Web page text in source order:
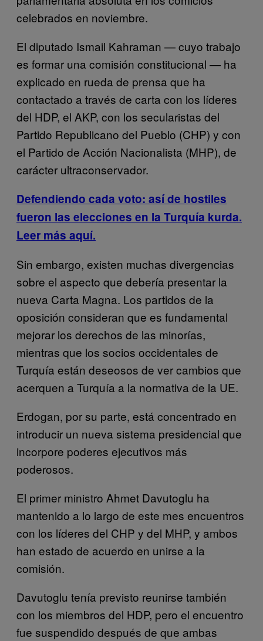
celebrados en noviembre.
El diputado Ismail Kahraman — cuyo trabajo
es formar una comisión constitucional — ha
explicado en rueda de prensa que ha
contactado a través de carta con los líderes
del HDP, el AKP, con los secularistas del
Partido Republicano del Pueblo (CHP) y con
el Partido de Acción Nacionalista (MHP), de
carácter ultraconservador.
Defendiendo cada voto: así de hostiles
fueron las elecciones en la Turquía kurda.
Leer más aquí.
Sin embargo, existen muchas divergencias
sobre el aspecto que debería presentar la
nueva Carta Magna. Los partidos de la
oposición consideran que es fundamental
mejorar los derechos de las minorías,
mientras que los socios occidentales de
Turquía están deseosos de ver cambios que
acerquen a Turquía a la normativa de la UE.
Erdogan, por su parte, está concentrado en
introducir un nueva sistema presidencial que
incorpore poderes ejecutivos más
poderosos.
El primer ministro Ahmet Davutoglu ha
mantenido a lo largo de este mes encuentros
con los líderes del CHP y del MHP, y ambos
han estado de acuerdo en unirse a la
comisión.
Davutoglu tenía previsto reunirse también
con los miembros del HDP, pero el encuentro
fue suspendido después de que ambas